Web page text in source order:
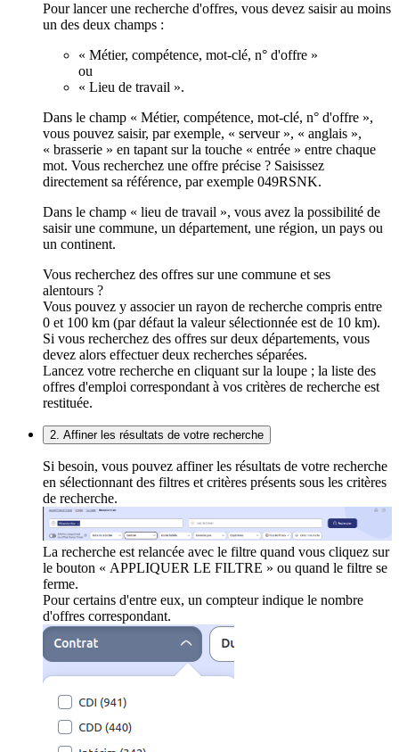
Pour lancer une recherche d'offres, vous devez saisir au moins
un des deux champs :
« Métier, compétence, mot-clé, n° d'offre »
ou
« Lieu de travail ».
Dans le champ « Métier, compétence, mot-clé, n° d'offre »,
vous pouvez saisir, par exemple, « serveur », « anglais »,
« brasserie » en tapant sur la touche « entrée » entre chaque
mot. Vous recherchez une offre précise ? Saisissez
directement sa référence, par exemple 049RSNK.
Dans le champ « lieu de travail », vous avez la possibilité de
saisir une commune, un département, une région, un pays ou
un continent.
Vous recherchez des offres sur une commune et ses
alentours ?
Vous pouvez y associer un rayon de recherche compris entre
0 et 100 km (par défaut la valeur sélectionnée est de 10 km).
Si vous recherchez des offres sur deux départements, vous
devez alors effectuer deux recherches séparées.
Lancez votre recherche en cliquant sur la loupe ; la liste des
offres d'emploi correspondant à vos critères de recherche est
restituée.
2. Affiner les résultats de votre recherche
Si besoin, vous pouvez affiner les résultats de votre recherche
en sélectionnant des filtres et critères présents sous les critères
de recherche.
La recherche est relancée avec le filtre quand vous cliquez sur
le bouton « APPLIQUER LE FILTRE » ou quand le filtre se
ferme.
Pour certains d'entre eux, un compteur indique le nombre
d'offres correspondant.